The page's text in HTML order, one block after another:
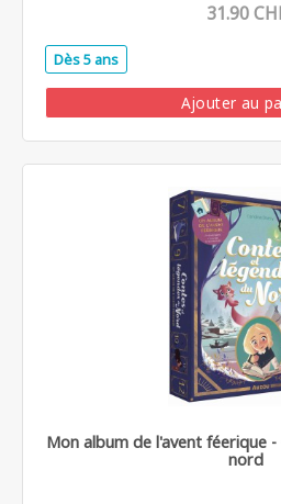
31.90
Dès 5 ans
Ajouter au
Mon album de l'avent féerique
nord